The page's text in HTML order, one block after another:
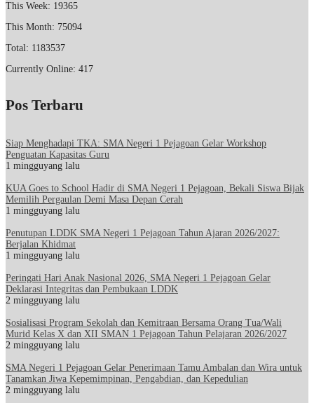
This Week: 19365
This Month: 75094
Total: 1183537
Currently Online: 417
Pos Terbaru
Siap Menghadapi TKA: SMA Negeri 1 Pejagoan Gelar Workshop
Penguatan Kapasitas Guru
1 mingguyang lalu
KUA Goes to School Hadir di SMA Negeri 1 Pejagoan, Bekali Siswa Bijak
Memilih Pergaulan Demi Masa Depan Cerah
1 mingguyang lalu
Penutupan LDDK SMA Negeri 1 Pejagoan Tahun Ajaran 2026/2027:
Berjalan Khidmat
1 mingguyang lalu
Peringati Hari Anak Nasional 2026, SMA Negeri 1 Pejagoan Gelar
Deklarasi Integritas dan Pembukaan LDDK
2 mingguyang lalu
Sosialisasi Program Sekolah dan Kemitraan Bersama Orang Tua/Wali
Murid Kelas X dan XII SMAN 1 Pejagoan Tahun Pelajaran 2026/2027
2 mingguyang lalu
SMA Negeri 1 Pejagoan Gelar Penerimaan Tamu Ambalan dan Wira untuk
Tanamkan Jiwa Kepemimpinan, Pengabdian, dan Kepedulian
2 mingguyang lalu